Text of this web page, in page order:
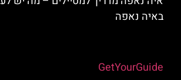
באיה נאפה
GetYourGuide